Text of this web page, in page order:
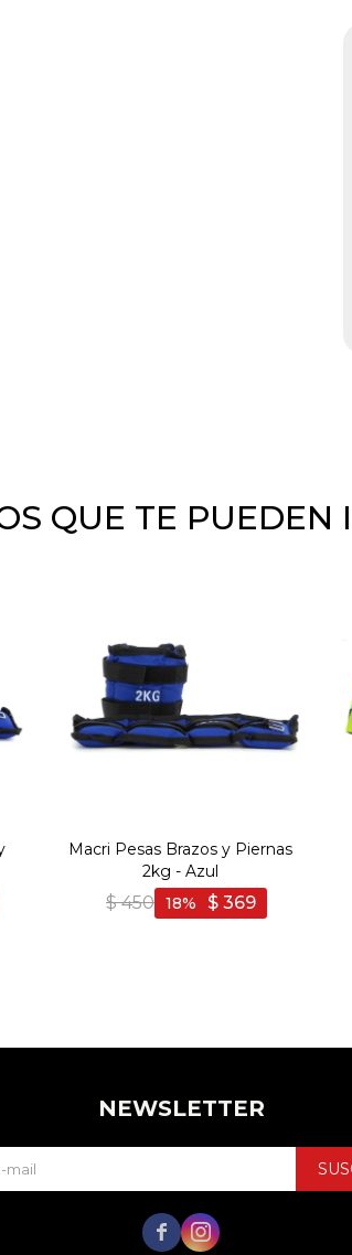
QUE TE PUEDEN
Macri Pesas Brazos y Piernas
2kg - Azul
$ 450 $ 369
18
NEWSLETTER
 